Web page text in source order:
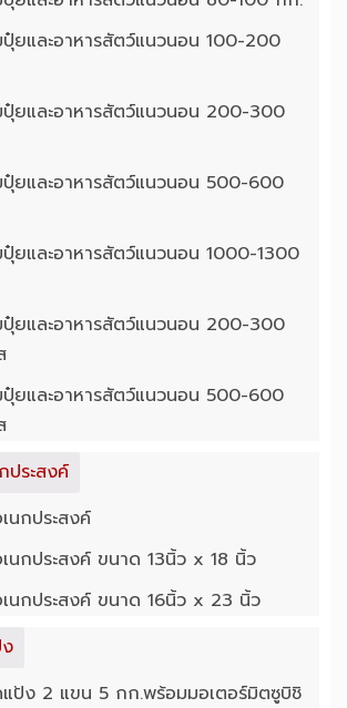
ปุ๋ยและอาหารสัตว์แนวนอน 100-200
ปุ๋ยและอาหารสัตว์แนวนอน 200-300
ปุ๋ยและอาหารสัตว์แนวนอน 500-600
ปุ๋ยและอาหารสัตว์แนวนอน 1000-1300
ปุ๋ยและอาหารสัตว์แนวนอน 200-300
ปุ๋ยและอาหารสัตว์แนวนอน 500-600
ประสงค์
นกประสงค์
นกประสงค์ ขนาด 13นิ้ว x 18 นิ้ว
เนกประสงค์ ขนาด 16นิ้ว x 23 นิ้ว
แป้ง 2 แขน 5 กก.พร้อมมอเตอร์มิตซูบิชิ